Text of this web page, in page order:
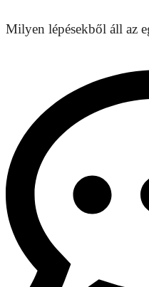
Milyen lépésekből áll az